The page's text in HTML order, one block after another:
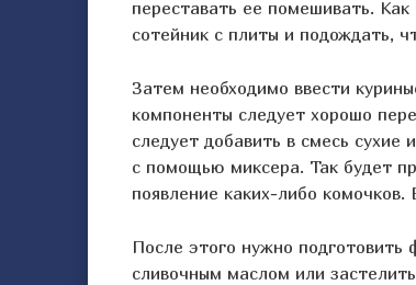
переставать ее помешивать.
сотейник с плиты и подождать,
Затем необходимо ввести
компоненты следует хорошо
следует добавить в смесь
с помощью миксера. Так будет
появление каких-либо
После этого нужно
сливочным маслом или